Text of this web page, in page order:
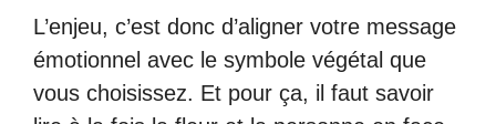
L’enjeu, c’est donc d’aligner votre message
émotionnel avec le symbole végétal que
vous choisissez. Et pour ça, il faut savoir